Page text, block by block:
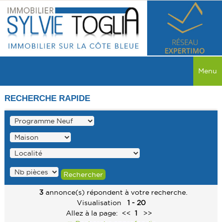
Menu
ACCUEIL
VENTES
TOUTES LES VENTES
MAISON
APPARTEMENT
COMMERCE
LOCATIONS
MAISON
APPARTEMENT
MAISON
RECHERCHER
RECHERCHE RAPIDE
3 annonce(s) répondent à votre recherche.
Visualisation
1 - 20
Allez à la page: << 1
>>